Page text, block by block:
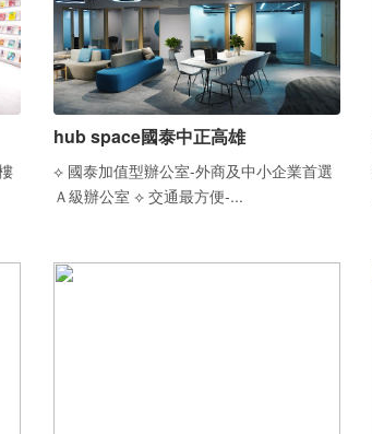
hub space國泰中正高雄
⟡ 國泰加值型辦公室-外商及中小企業首選
Ａ級辦公室 ⟡ 交通最方便-...